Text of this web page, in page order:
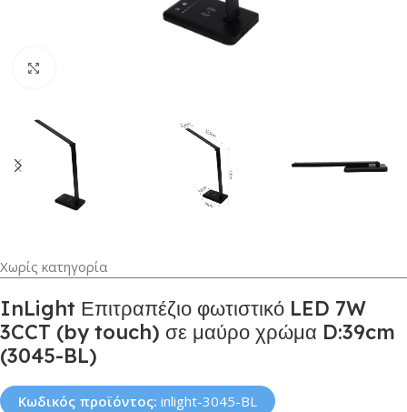
Χωρίς κατηγορία
InLight Επιτραπέζιο φωτιστικό LED 7W
3CCT (by touch) σε μαύρο χρώμα D:39cm
(3045-BL)
Κωδικός προϊόντος: inlight-3045-BL